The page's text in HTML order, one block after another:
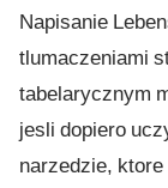
Napisanie
tlumaczeniami
tabelarycznym
jesli dopiero
narzedzie,